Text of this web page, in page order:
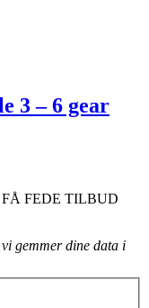
3 – 6 gear
FEDE TILBUD
gemmer dine data i